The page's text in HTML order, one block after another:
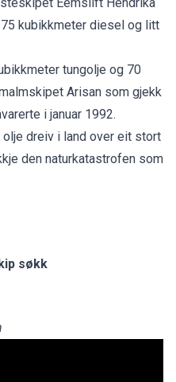
kubikkmeter diesel og litt
tungolje og 70
Arisan som gjekk
i januar 1992.
dreiv i land over eit stort
den naturkatastrofen som
søkk